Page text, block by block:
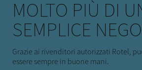
MOLTO PIÙ DI
SEMPLICE
Grazie ai rivenditori autorizzati Rotel,
essere sempre in buone mani.